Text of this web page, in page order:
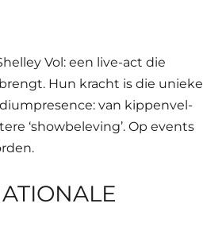
Vol: een live-act die
Hun kracht is die unieke
van kippenvel-
‘showbeleving’. Op events